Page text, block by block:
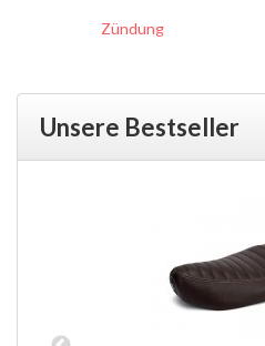
Zündung
Unsere Bestseller